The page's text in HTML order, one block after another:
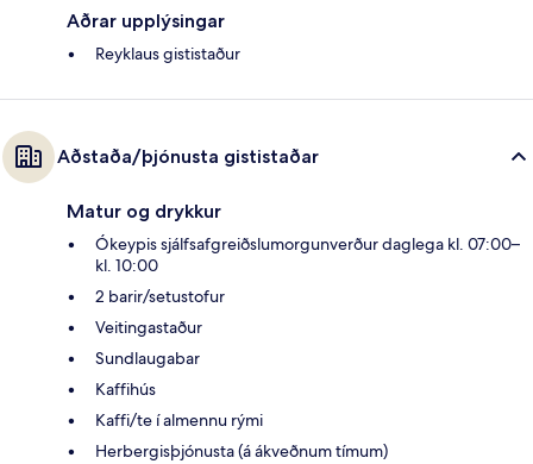
Aðrar upplýsingar
Reyklaus gististaður
Aðstaða/þjónusta gististaðar
Matur og drykkur
Ókeypis sjálfsafgreiðslumorgunverður daglega kl. 07:00–
kl. 10:00
2 barir/setustofur
Veitingastaður
Sundlaugabar
Kaffihús
Kaffi/te í almennu rými
Herbergisþjónusta (á ákveðnum tímum)